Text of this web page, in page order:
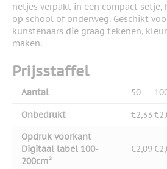
netjes verpakt in een compact setje,
op school of onderweg. Geschikt
kunstenaars die graag tekenen,
maken.
Prijsstaffel
Aantal 50
Onbedrukt €2,33
Opdruk voorkant
Digitaal label 100-
200cm²
€2,09